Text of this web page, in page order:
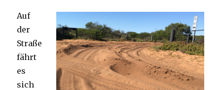
Auf
der
Straße
fährt
es
sich